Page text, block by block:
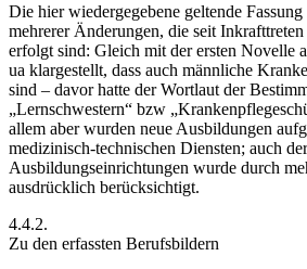
Die hier wiedergegebene geltende
mehrerer Änderungen, die seit
erfolgt sind: Gleich mit der ersten Novelle
ua klargestellt, dass auch männliche
sind – davor hatte der Wortlaut der
„Lernschwestern“ bzw
allem aber wurden neue Ausbildungen
medizinisch-technischen Diensten; auch
Ausbildungseinrichtungen wurde durch
ausdrücklich berücksichtigt.
4.4.2.
Zu den erfassten Berufsbildern